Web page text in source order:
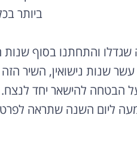
ביותר
והתחתנו בסוף שנות
שנות נישואין, השיר
הבטחה להישאר יחד
ליום השנה שתראה